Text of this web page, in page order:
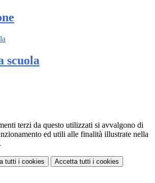
scuola
terzi da questo utilizzati si avvalgono di
ed utili alle finalità illustrate nella
.
tutti i cookies Accetta tutti i cookies